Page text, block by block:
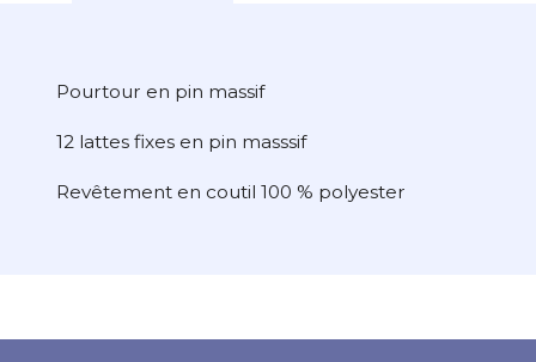
Pourtour en pin massif
12 lattes fixes en pin masssif
Revêtement en coutil 100 % polyester